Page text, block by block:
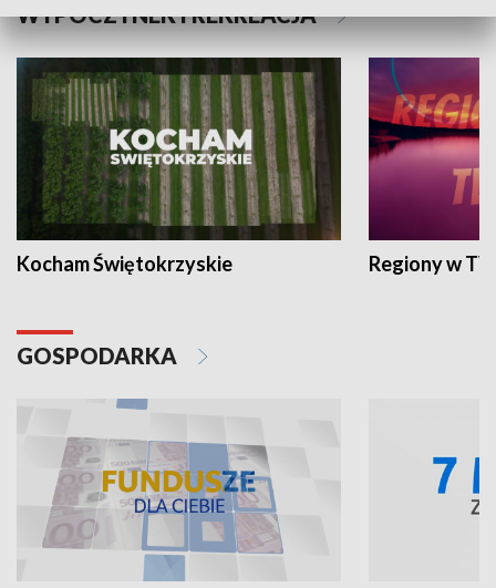
WYPOCZYNEK I REKREACJA
Kocham Świętokrzyskie Regiony w
GOSPODARKA